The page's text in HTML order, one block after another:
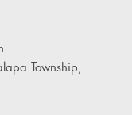
Township,